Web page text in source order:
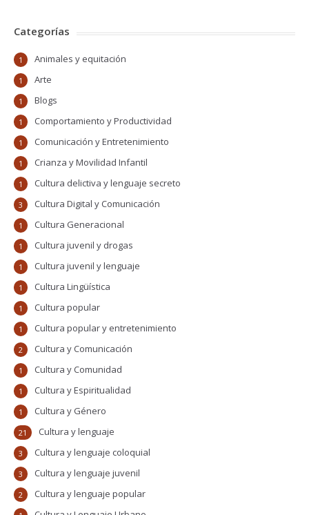
Categorías
Animales y equitación
1
Arte
1
Blogs
1
Comportamiento y Productividad
1
Comunicación y Entretenimiento
1
Crianza y Movilidad Infantil
1
Cultura delictiva y lenguaje secreto
1
Cultura Digital y Comunicación
3
Cultura Generacional
1
Cultura juvenil y drogas
1
Cultura juvenil y lenguaje
1
Cultura Lingüística
1
Cultura popular
1
Cultura popular y entretenimiento
1
Cultura y Comunicación
2
Cultura y Comunidad
1
Cultura y Espiritualidad
1
Cultura y Género
1
Cultura y lenguaje
21
Cultura y lenguaje coloquial
3
Cultura y lenguaje juvenil
3
Cultura y lenguaje popular
2